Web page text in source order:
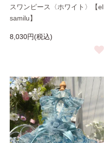
スワンピース〈ホワイト〉【el
samilu】
8,030円(税込)